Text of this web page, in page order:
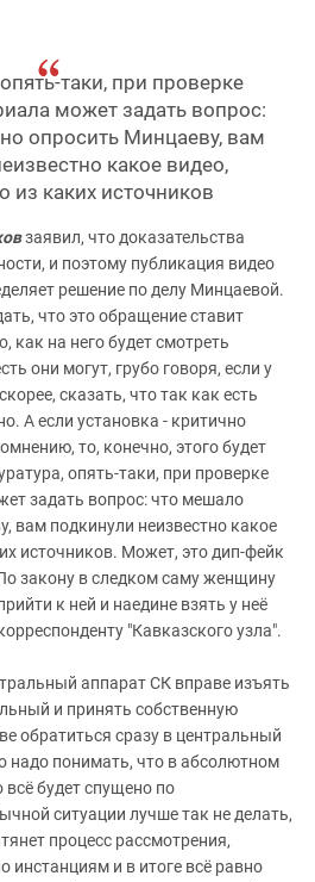
таки, при проверке
может задать вопрос:
опросить Минцаеву, вам
какое видео,
из каких источников
заявил, что доказательства
и поэтому публикация видео
решение по делу Минцаевой.
что это обращение ставит
как на него будет смотреть
они могут, грубо говоря, если у
сказать, что так как есть
А если установка - критично
то, конечно, этого будет
опять-таки, при проверке
задать вопрос: что мешало
вам подкинули неизвестно какое
источников. Может, это дип-фейк
закону в следком саму женщину
к ней и наедине взять у неё
"Кавказского узла".
аппарат СК вправе изъять
и принять собственную
обратиться сразу в центральный
надо понимать, что в абсолютном
всё будет спущено по
ситуации лучше так не делать,
процесс рассмотрения,
инстанциям и в итоге всё равно